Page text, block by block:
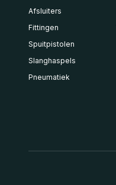
Afsluiters
Fittingen
Spuitpistolen
Slanghaspels
Pneumatiek